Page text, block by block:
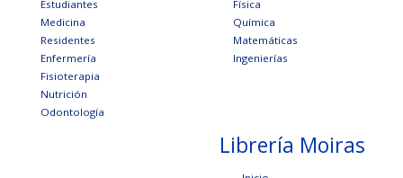
Estudiantes
Medicina
Residentes
Enfermería
Fisioterapia
Nutrición
Odontología
Física
Química
Matemáticas
Ingenierías
Librería Moiras